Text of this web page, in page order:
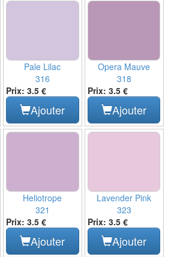
Pale Lilac
316
Prix: 3.5 €
Ajouter
Opera Mauve
318
Prix: 3.5 €
Ajouter
Heliotrope
321
Prix: 3.5 €
Ajouter
Lavender Pink
323
Prix: 3.5 €
Ajouter